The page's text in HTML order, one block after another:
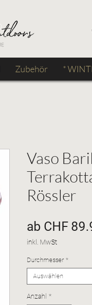
Zubehör *
Vaso
Rössler
ab CHF
inkl. MwSt
Durchmesser *
Auswählen
Anzahl *